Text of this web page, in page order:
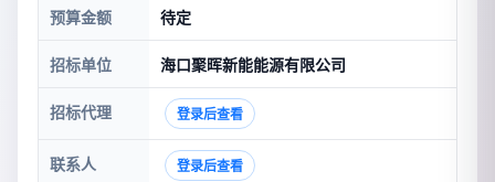
预算金额 待定
招标单位 海口聚晖新能能源有限公司
招标代理 登录后查看
联系人 登录后查看